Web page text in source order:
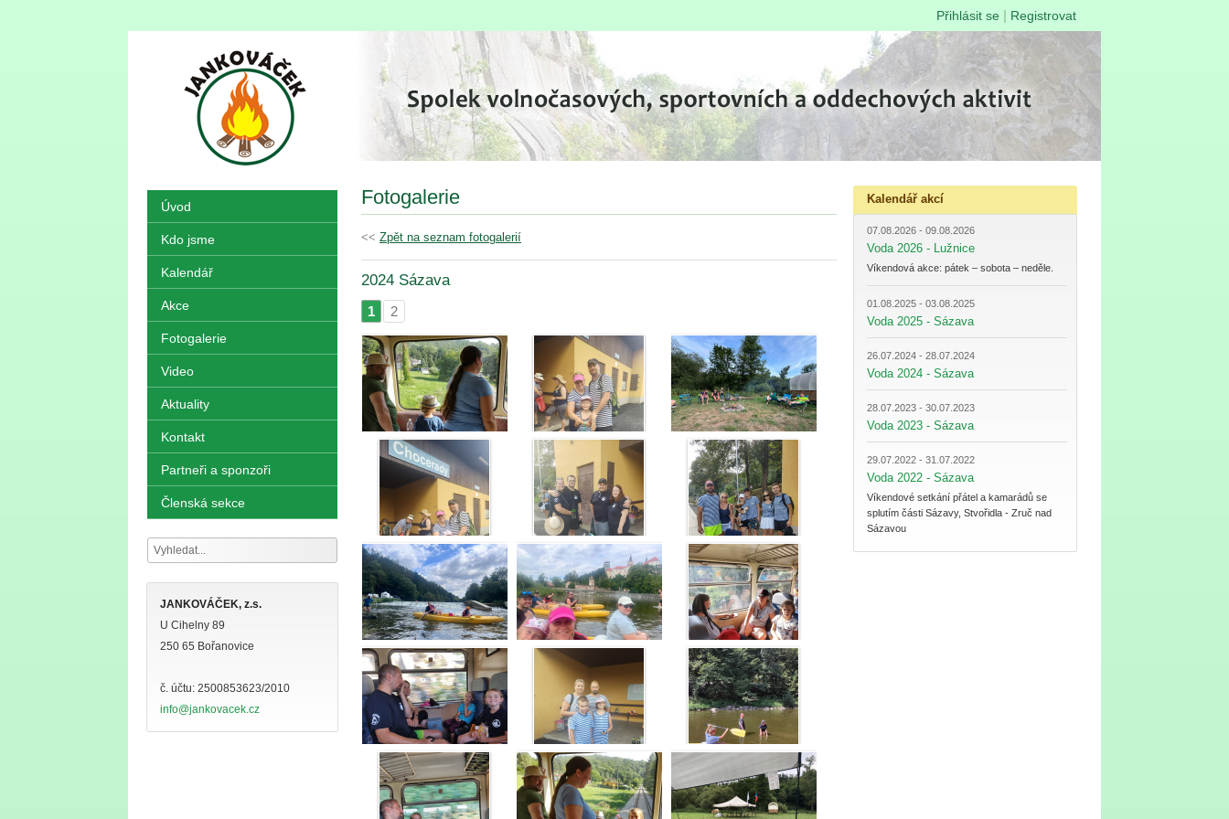
Přihlásit se | Registrovat
Úvod
Kdo jsme
Kalendář
Akce
Fotogalerie
Video
Aktuality
Kontakt
Partneři a sponzoři
Členská sekce
JANKOVÁČEK, z.s.
U Cihelny 89
250 65 Bořanovice
č. účtu: 2500853623/2010
info@jankovacek.cz
Kalendář akcí
07.08.2026 - 09.08.2026
Voda 2026 - Lužnice
Víkendová akce: pátek – sobota – neděle.
01.08.2025 - 03.08.2025
Voda 2025 - Sázava
26.07.2024 - 28.07.2024
Voda 2024 - Sázava
28.07.2023 - 30.07.2023
Voda 2023 - Sázava
29.07.2022 - 31.07.2022
Voda 2022 - Sázava
Víkendové setkání přátel a kamarádů se
splutím části Sázavy, Stvořidla - Zruč nad
Sázavou
Fotogalerie
<< Zpět na seznam fotogalerií
2024 Sázava
1 2